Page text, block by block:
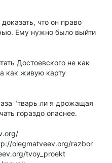
что он право
Ему нужно было выйти
Достоевского не как
как живую карту
"тварь ли я дрожащая
гораздо опаснее.
olegmatveev.org/razbor
tvoy_proekt